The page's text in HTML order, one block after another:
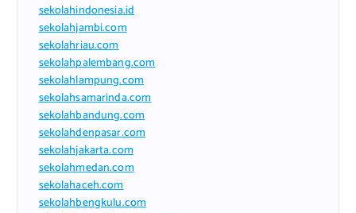
sekolahindonesia.id
sekolahjambi.com
sekolahriau.com
sekolahpalembang.com
sekolahlampung.com
sekolahsamarinda.com
sekolahbandung.com
sekolahdenpasar.com
sekolahjakarta.com
sekolahmedan.com
sekolahaceh.com
sekolahbengkulu.com